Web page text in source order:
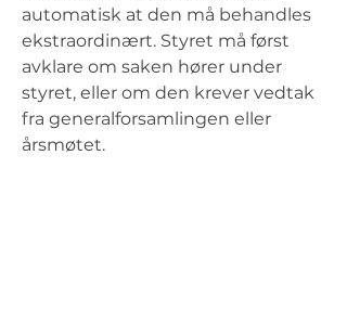
automatisk at den må behandles
ekstraordinært. Styret må først
avklare om saken hører under
styret, eller om den krever vedtak
fra generalforsamlingen eller
årsmøtet.